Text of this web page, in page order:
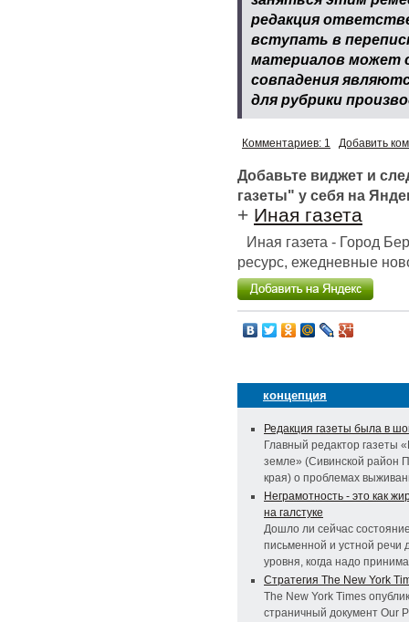
редакция
вступать в
материалов может
совпадения
для рубрики
Комментариев: 1 Добавить
Добавьте виджет и
газеты" у себя на
+ Иная газета
Иная газета - Город
ресурс, ежедневные
концепция
Редакция газеты была в
Главный редактор газеты
земле» (Сивинской район
края) о проблемах
Неграмотность - это как
на галстуке
Дошло ли сейчас
письменной и устной речи
уровня, когда надо
Стратегия The New York
The New York Times
страничный документ Our